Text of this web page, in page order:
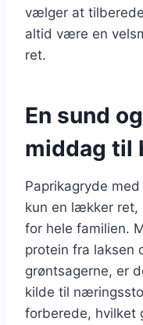
vælger at
altid være en
ret.
En sund
middag til
Paprikagryde
kun en lækker ret,
for hele familien.
protein fra laksen
grøntsagerne, er
kilde til
forberede, hvilket